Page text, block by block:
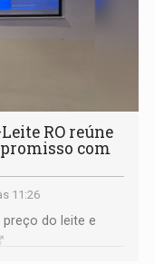
RO reúne
com
11:26
preço do leite e